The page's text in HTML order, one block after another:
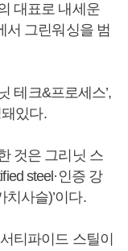
대표로 내세운
서 그린워싱을 범
테크&프로세스’,
돼있다.
것은 그리닛 스
steel·인증 강
치사슬)’이다.
티파이드 스틸이